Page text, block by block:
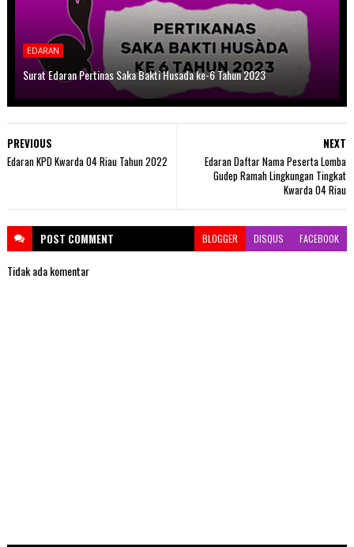
EDARAN
Surat Edaran Pertinas Saka Bakti Husada ke-6 Tahun 2023
NEXT
Edaran Daftar Nama Peserta Lomba
Gudep Ramah Lingkungan Tingkat
Kwarda 04 Riau
PREVIOUS
Edaran KPD Kwarda 04 Riau Tahun 2022
POST COMMENT BLOGGER DISQUS FACEBOOK
Tidak ada komentar